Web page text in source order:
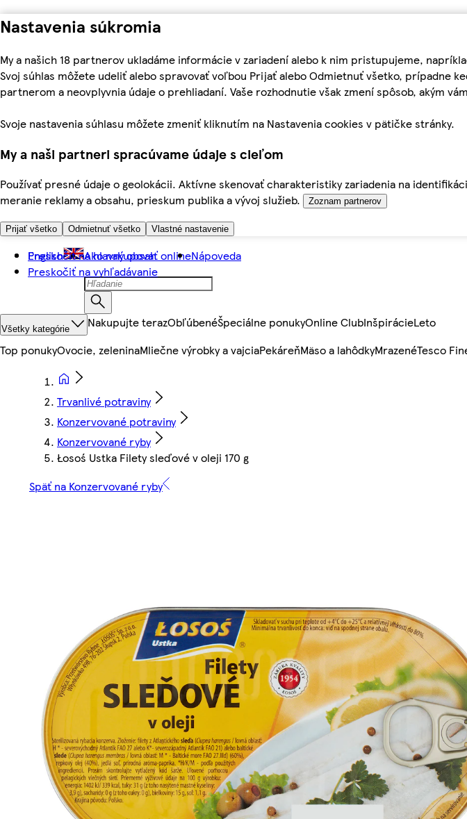
Nastavenia súkromia
My a našich 18 partnerov ukladáme informácie v zariadení alebo k nim pristupujeme,
Svoj súhlas môžete udeliť alebo spravovať voľbou Prijať alebo Odmietnuť všetko, prípadne
partnerom a neovplyvnia údaje o prehliadaní. Vaše rozhodnutie však zmení spôsob, akým
Svoje nastavenia súhlasu môžete zmeniť kliknutím na Nastavenia cookies v pätičke stránky.
My a naši partneri spracúvame údaje s cieľom
Používať presné údaje o geolokácii. Aktívne skenovať charakteristiky zariadenia na
meranie reklamy a obsahu, prieskum publika a vývoj služieb.
Zoznam partnerov
Prijať všetko Odmietnuť všetko Vlastné nastavenie
Preskočiť na hlavný obsah
Preskočiť na vyhľadávanie
English Ako nakupovať onlineNápoveda
Všetky kategórie Nakupujte terazObľúbenéŠpeciálne ponukyOnline ClubInšpirácieLeto
Top ponukyOvocie, zeleninaMliečne výrobky a vajciaPekáreňMäso a lahôdkyMrazenéTesco
Trvanlivé potraviny
Konzervované potraviny
Konzervované ryby
Łosoś Ustka Filety sleďové v oleji 170 g
Späť na Konzervované ryby